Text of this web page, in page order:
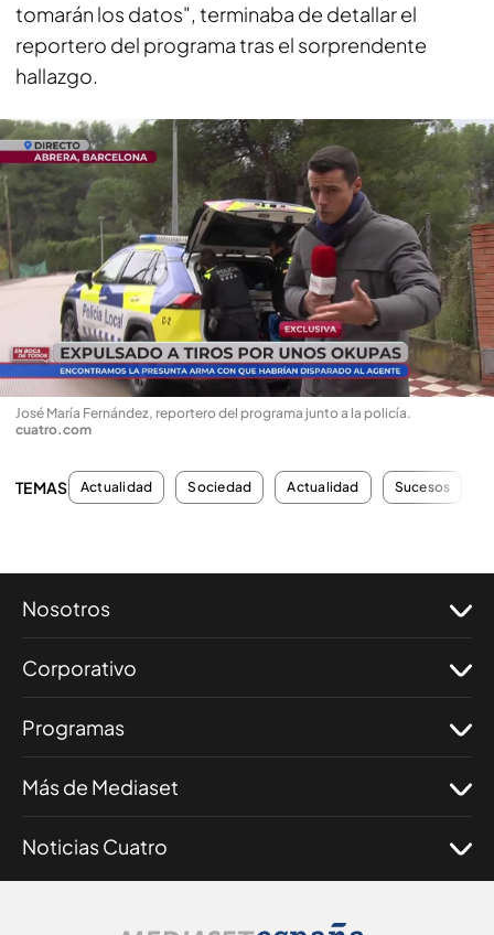
tomarán los datos", terminaba de detallar el
reportero del programa tras el sorprendente
hallazgo.
José María Fernández, reportero del programa junto a la policía.
cuatro.com
TEMAS Actualidad Sociedad Actualidad Sucesos
Nosotros
Corporativo
Programas
Más de Mediaset
Noticias Cuatro